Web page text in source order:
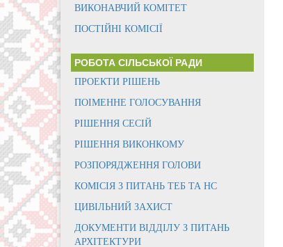
ВИКОНАВЧИЙ КОМІТЕТ
ПОСТІЙНІ КОМІСІЇ
РОБОТА СІЛЬСЬКОЇ РАДИ
ПРОЕКТИ РІШЕНЬ
ПОІМЕННЕ ГОЛОСУВАННЯ
РІШЕННЯ СЕСІЙ
РІШЕННЯ ВИКОНКОМУ
РОЗПОРЯДЖЕННЯ ГОЛОВИ
КОМІСІЯ З ПИТАНЬ ТЕБ ТА НС
ЦИВІЛЬНИЙ ЗАХИСТ
ДОКУМЕНТИ ВІДДІЛУ З ПИТАНЬ
АРХІТЕКТУРИ